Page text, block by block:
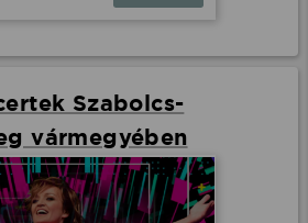
Szabolcs-
vármegyében